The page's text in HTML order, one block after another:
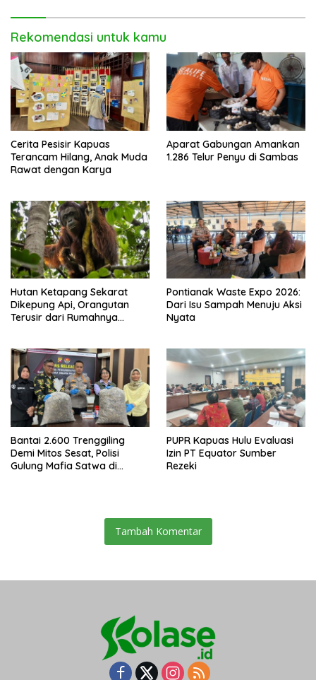
Rekomendasi untuk kamu
Cerita Pesisir Kapuas
Terancam Hilang, Anak Muda
Rawat dengan Karya
Aparat Gabungan Amankan
1.286 Telur Penyu di Sambas
Hutan Ketapang Sekarat
Dikepung Api, Orangutan
Terusir dari Rumahnya
Pontianak Waste Expo 2026:
Dari Isu Sampah Menuju Aksi
Nyata
Bantai 2.600 Trenggiling
Demi Mitos Sesat, Polisi
Gulung Mafia Satwa di
PUPR Kapuas Hulu Evaluasi
Izin PT Equator Sumber
Rezeki
Tambah Komentar